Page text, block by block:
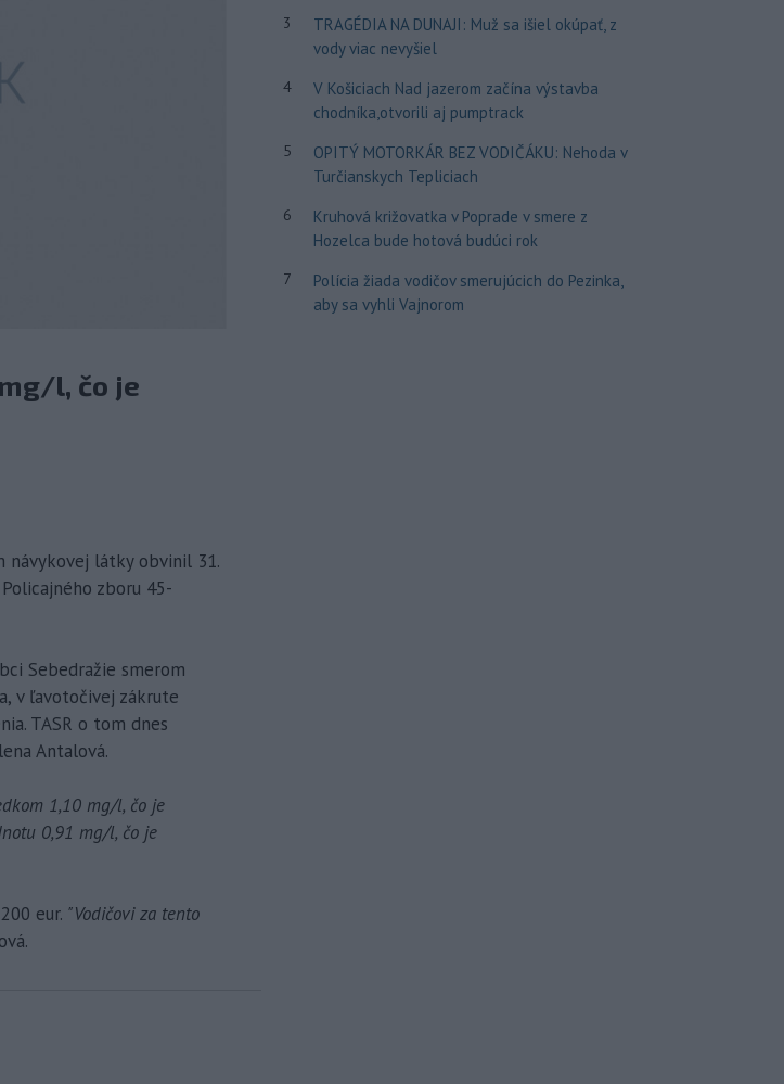
l, čo je
návykovej látky obvinil 31.
zboru 45-
Sebedražie smerom
v ľavotočivej zákrute
TASR o tom dnes
Antalová.
1,10 mg/l, čo je
0,91 mg/l, čo je
eur. "Vodičovi za tento
3
TRAGÉDIA NA DUNAJI: Muž sa išiel okúpať, z
vody viac nevyšiel
4
V Košiciach Nad jazerom začína výstavba
chodníka,otvorili aj pumptrack
5
OPITÝ MOTORKÁR BEZ VODIČÁKU: Nehoda v
Turčianskych Tepliciach
6
Kruhová križovatka v Poprade v smere z
Hozelca bude hotová budúci rok
7
Polícia žiada vodičov smerujúcich do Pezinka,
aby sa vyhli Vajnorom